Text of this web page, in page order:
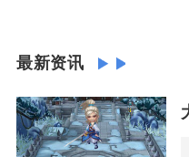
最新资讯